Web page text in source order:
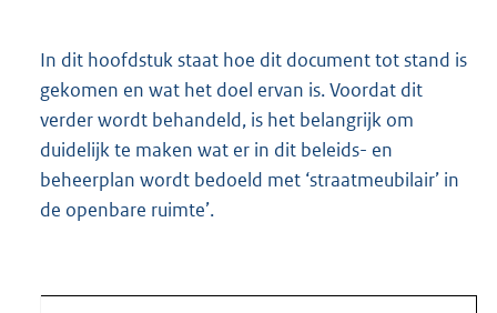
In dit hoofdstuk staat hoe dit document tot stand is
gekomen en wat het doel ervan is. Voordat dit
verder wordt behandeld, is het belangrijk om
duidelijk te maken wat er in dit beleids- en
beheerplan wordt bedoeld met ‘straatmeubilair’ in
de openbare ruimte’.